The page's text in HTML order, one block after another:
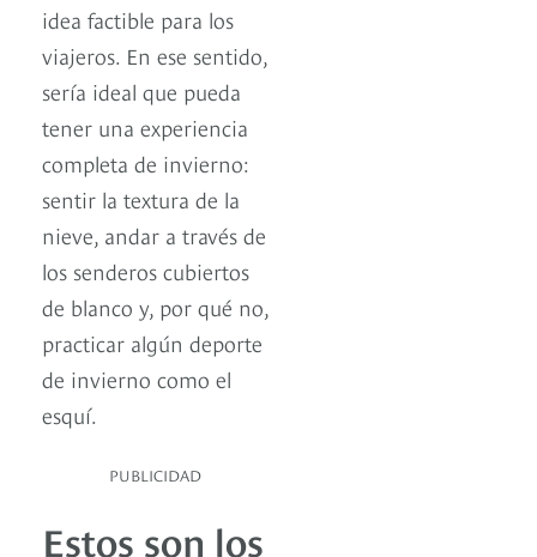
idea factible para los
viajeros. En ese sentido,
sería ideal que pueda
tener una experiencia
completa de invierno:
sentir la textura de la
nieve, andar a través de
los senderos cubiertos
de blanco y, por qué no,
practicar algún deporte
de invierno como el
esquí.
PUBLICIDAD
Estos son los